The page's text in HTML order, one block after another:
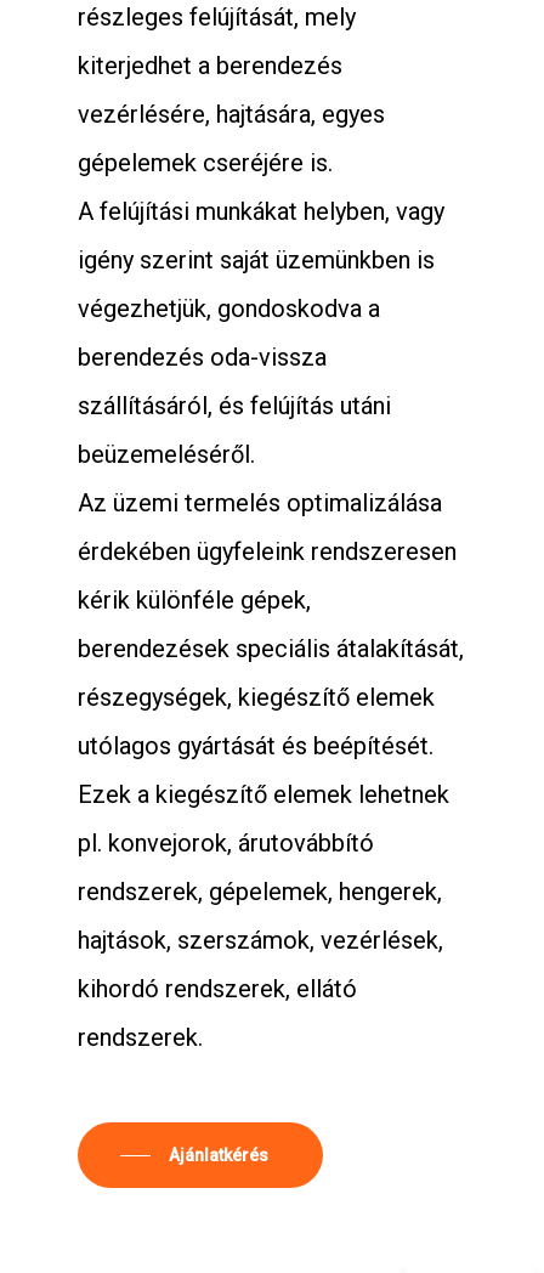
részleges felújítását, mely
kiterjedhet a berendezés
vezérlésére, hajtására, egyes
gépelemek cseréjére is.
A felújítási munkákat helyben, vagy
igény szerint saját üzemünkben is
végezhetjük, gondoskodva a
berendezés oda-vissza
szállításáról, és felújítás utáni
beüzemeléséről.
Az üzemi termelés optimalizálása
érdekében ügyfeleink rendszeresen
kérik különféle gépek,
berendezések speciális átalakítását,
részegységek, kiegészítő elemek
utólagos gyártását és beépítését.
Ezek a kiegészítő elemek lehetnek
pl. konvejorok, árutovábbító
rendszerek, gépelemek, hengerek,
hajtások, szerszámok, vezérlések,
kihordó rendszerek, ellátó
rendszerek.
Ajánlatkérés